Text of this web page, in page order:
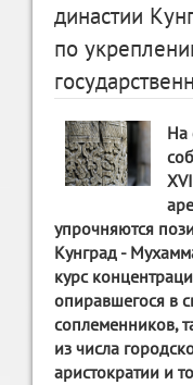
династии
по
На
упрочняются
Кунград -
курс
опиравшегося в
соплеменников,
из числа
аристократии и